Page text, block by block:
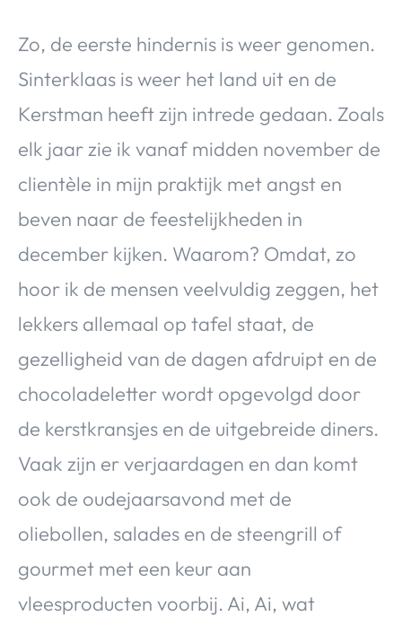
VALERIE'S CHOICE
Travel
Lifestyle
Zo, de eerste hindernis is weer genomen.
Sinterklaas is weer het land uit en de
Kerstman heeft zijn intrede gedaan. Zoals
elk jaar zie ik vanaf midden november de
clientèle in mijn praktijk met angst en
beven naar de feestelijkheden in
december kijken. Waarom? Omdat, zo
hoor ik de mensen veelvuldig zeggen, het
lekkers allemaal op tafel staat, de
gezelligheid van de dagen afdruipt en de
chocoladeletter wordt opgevolgd door
de kerstkransjes en de uitgebreide diners.
Vaak zijn er verjaardagen en dan komt
ook de oudejaarsavond met de
oliebollen, salades en de steengrill of
gourmet met een keur aan
vleesproducten voorbij. Ai, Ai, wat